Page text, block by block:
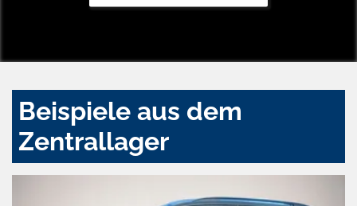
Beispiele aus dem
Zentrallager